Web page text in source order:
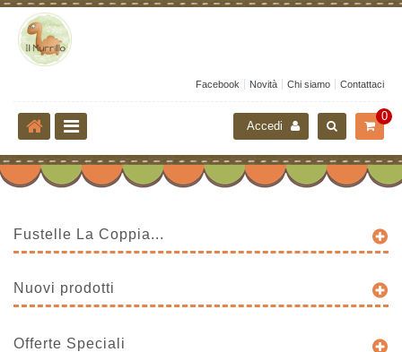
Facebook Novità Chi siamo Contattaci
0
Accedi
Fustelle La Coppia...
Nuovi prodotti
Offerte Speciali